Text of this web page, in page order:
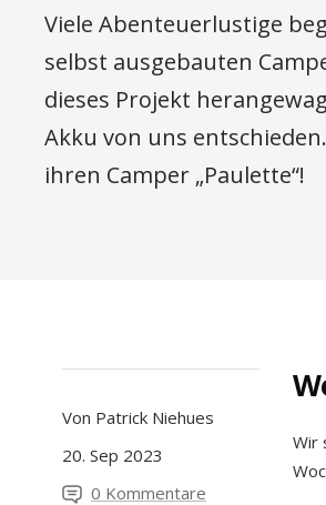
Viele Abenteuerlustige
selbst ausgebauten
dieses Projekt
Akku von uns
ihren Camper „Paulette“!
Von Patrick Niehues
20. Sep 2023
0 Kommentare
Wir